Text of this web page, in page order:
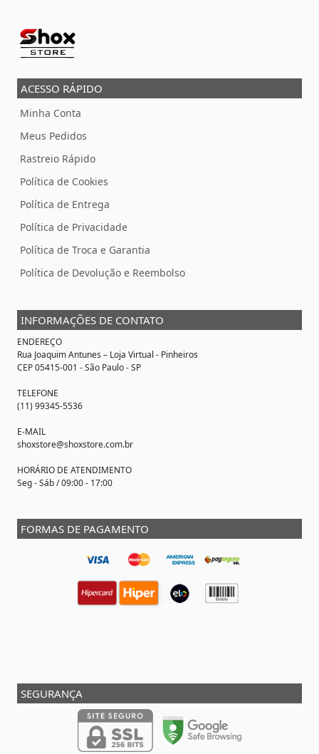
ACESSO RÁPIDO
Minha Conta
Meus Pedidos
Rastreio Rápido
Política de Cookies
Política de Entrega
Política de Privacidade
Política de Troca e Garantia
Política de Devolução e Reembolso
INFORMAÇÕES DE CONTATO
ENDEREÇO
Rua Joaquim Antunes – Loja Virtual - Pinheiros
CEP 05415-001 - São Paulo - SP
TELEFONE
(11) 99345-5536
E-MAIL
shoxstore@shoxstore.com.br
HORÁRIO DE ATENDIMENTO
Seg - Sáb / 09:00 - 17:00
FORMAS DE PAGAMENTO
SEGURANÇA